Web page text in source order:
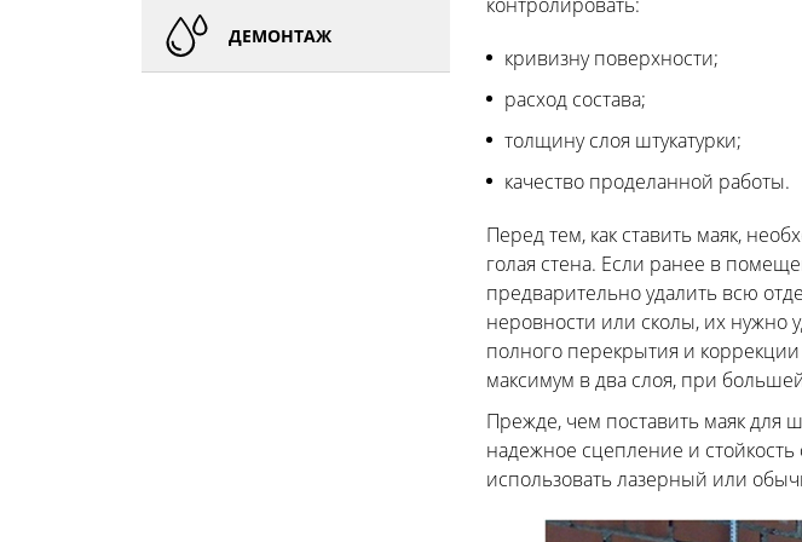
ДЕМОНТАЖ
кривизну поверхности;
расход состава;
толщину слоя штукатурки;
качество проделанной работы.
Перед тем, как ставить маяк,
голая стена. Если ранее в
предварительно удалить всю
неровности или сколы, их нужно
полного перекрытия и
максимум в два слоя, при
Прежде, чем поставить маяк для
надежное сцепление и
использовать лазерный или